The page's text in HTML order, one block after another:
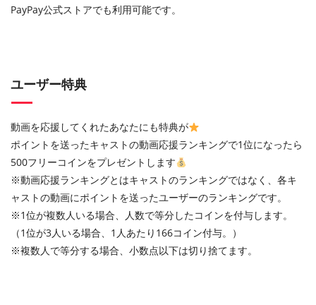
PayPay公式ストアでも利用可能です。
ユーザー特典
動画を応援してくれたあなたにも特典が
ポイントを送ったキャストの動画応援ランキングで1位になったら
500フリーコインをプレゼントします
※動画応援ランキングとはキャストのランキングではなく、各キ
ャストの動画にポイントを送ったユーザーのランキングです。
※1位が複数人いる場合、人数で等分したコインを付与します。
（1位が3人いる場合、1人あたり166コイン付与。）
※複数人で等分する場合、小数点以下は切り捨てます。